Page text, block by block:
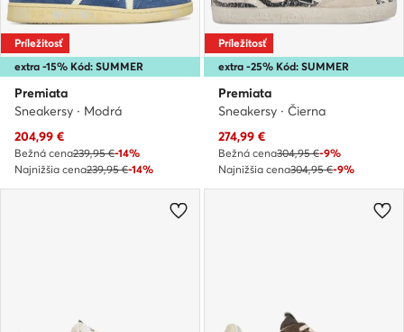
extra -15% Kód: SUMMER
Príležitosť
Premiata
Sneakersy · Modrá
Aktuálna cena
204,99 €
Bežná cena239,95 €-14%
Najnižšia cena239,95 €-14%
extra -25% Kód: SUMMER
Príležitosť
Premiata
Sneakersy · Čierna
Aktuálna cena
274,99 €
Bežná cena304,95 €-9%
Najnižšia cena304,95 €-9%